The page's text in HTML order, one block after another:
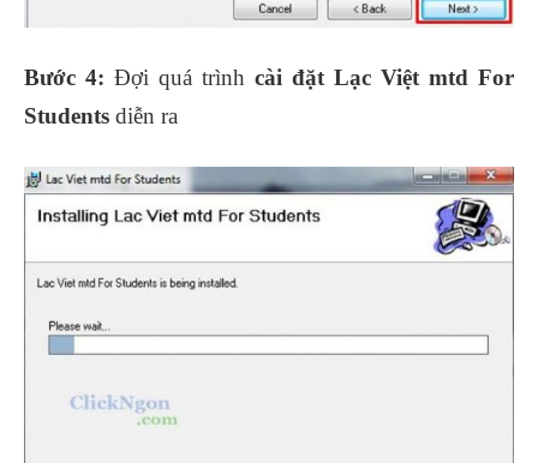
Bước 4: Đợi quá trình cài đặt Lạc Việt mtd For
Students diễn ra